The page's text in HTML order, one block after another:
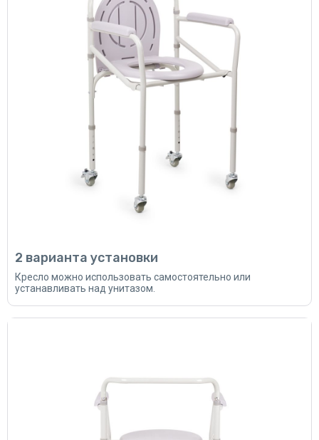
2 варианта установки
Кресло можно использовать самостоятельно или
устанавливать над унитазом.